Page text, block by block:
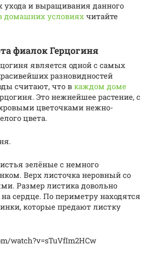
ухода и выращивания данного
домашних условиях читайте
фиалок Герцогиня
является одной с самых
разновидностей
считают, что в каждом доме
Это нежнейшее растение, с
цветочками нежно-
цвета.
зелёные с немного
Верх листочка неровный со
Размер листика довольно
сердце. По периметру находятся
которые предают листку
watch?v=sTuVfIm2HCw